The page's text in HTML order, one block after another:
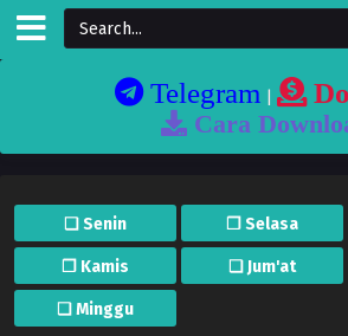
Telegram|
Cara
❏ Senin ❐ Selasa
❐ Kamis ❏ Jum'at
❏ Minggu